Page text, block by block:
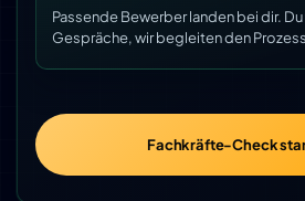
Passende Bewerber landen bei dir.
Gespräche, wir begleiten den
Fachkräfte-Check